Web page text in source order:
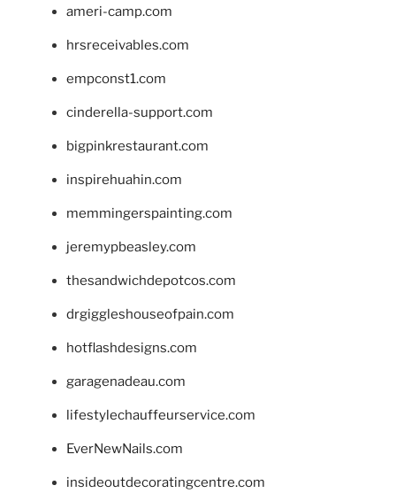
ameri-camp.com
hrsreceivables.com
empconst1.com
cinderella-support.com
bigpinkrestaurant.com
inspirehuahin.com
memmingerspainting.com
jeremypbeasley.com
thesandwichdepotcos.com
drgiggleshouseofpain.com
hotflashdesigns.com
garagenadeau.com
lifestylechauffeurservice.com
EverNewNails.com
insideoutdecoratingcentre.com